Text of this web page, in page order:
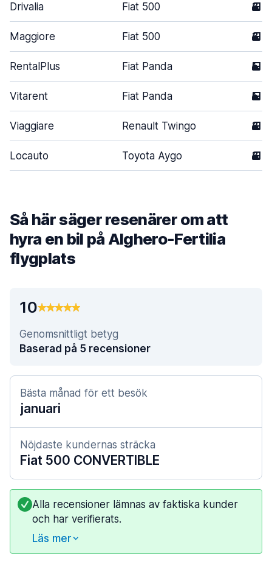
Drivalia Fiat 500 3
Maggiore Fiat 500 3
RentalPlus Fiat Panda 5
Vitarent Fiat Panda 5
Viaggiare Renault Twingo 3
Locauto Toyota Aygo 3
Så här säger resenärer om att
hyra en bil på Alghero-Fertilia
flygplats
10
Genomsnittligt betyg
Baserad på 5 recensioner
Bästa månad för ett besök
januari
Nöjdaste kundernas sträcka
Fiat 500 CONVERTIBLE
Alla recensioner lämnas av faktiska kunder
och har verifierats.
Läs mer